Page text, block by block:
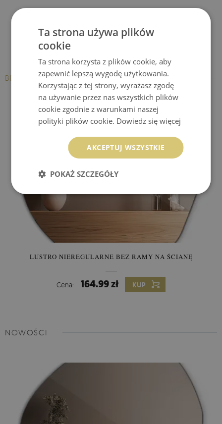
BESTSELLERY
LUSTRO NIEREGULARNE BEZ RAMY NA ŚCIANĘ
Cena: 164.99 zł KUP
NOWOŚCI
Ta strona używa plików
cookie
Ta strona korzysta z plików cookie, aby
zapewnić lepszą wygodę użytkowania.
Korzystając z tej strony, wyrażasz zgodę
na używanie przez nas wszystkich plików
cookie zgodnie z warunkami naszej
polityki plików cookie. Dowiedz się więcej
AKCEPTUJ WSZYSTKIE
POKAŻ SZCZEGÓŁY